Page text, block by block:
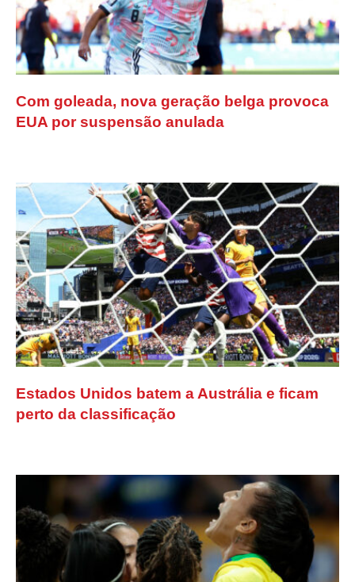
Com goleada, nova geração belga provoca
EUA por suspensão anulada
Estados Unidos batem a Austrália e ficam
perto da classificação